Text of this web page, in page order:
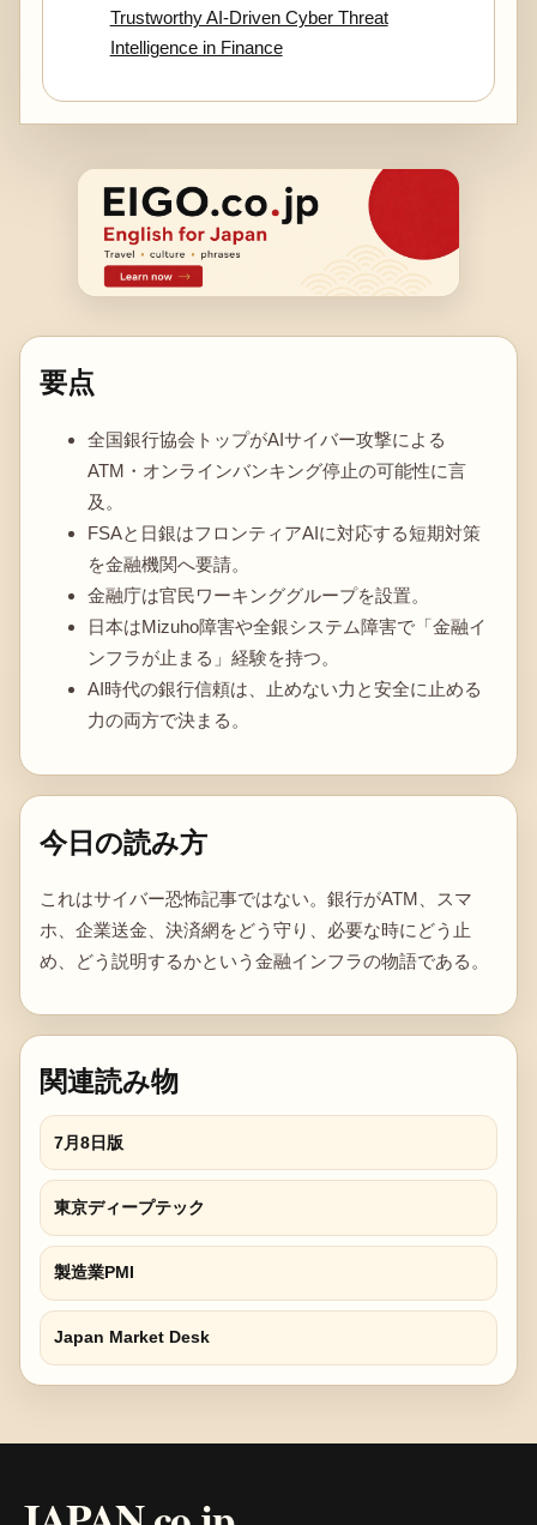
Trustworthy AI-Driven Cyber Threat
Intelligence in Finance
要点
全国銀行協会トップがAIサイバー攻撃による
ATM・オンラインバンキング停止の可能性に言
及。
FSAと日銀はフロンティアAIに対応する短期対策
を金融機関へ要請。
金融庁は官民ワーキンググループを設置。
日本はMizuho障害や全銀システム障害で「金融イ
ンフラが止まる」経験を持つ。
AI時代の銀行信頼は、止めない力と安全に止める
力の両方で決まる。
今日の読み方
これはサイバー恐怖記事ではない。銀行がATM、スマ
ホ、企業送金、決済網をどう守り、必要な時にどう止
め、どう説明するかという金融インフラの物語である。
関連読み物
7月8日版
東京ディープテック
製造業PMI
Japan Market Desk